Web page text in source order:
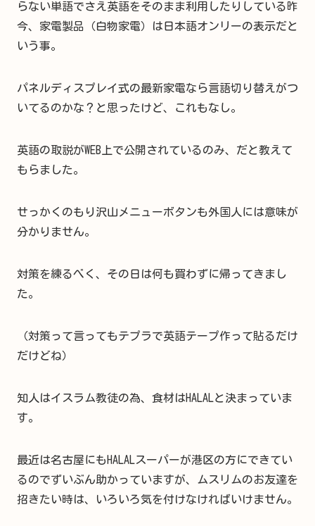
らない単語でさえ英語をそのまま利用したりしている昨
今、家電製品（白物家電）は日本語オンリーの表示だと
いう事。
パネルディスプレイ式の最新家電なら言語切り替えがつ
いてるのかな？と思ったけど、これもなし。
英語の取説がWEB上で公開されているのみ、だと教えて
もらました。
せっかくのもり沢山メニューボタンも外国人には意味が
分かりません。
対策を練るべく、その日は何も買わずに帰ってきまし
た。
（対策って言ってもテプラで英語テープ作って貼るだけ
だけどね）
知人はイスラム教徒の為、食材はHALALと決まっていま
す。
最近は名古屋にもHALALスーパーが港区の方にできてい
るのでずいぶん助かっていますが、ムスリムのお友達を
招きたい時は、いろいろ気を付けなければいけません。